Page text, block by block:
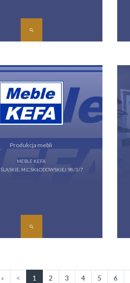
Produkcja mebli
MEBLE KEFA
M.C.SKŁODOWSKIEJ 98/3/7
« < 1 2 3 4 5 6